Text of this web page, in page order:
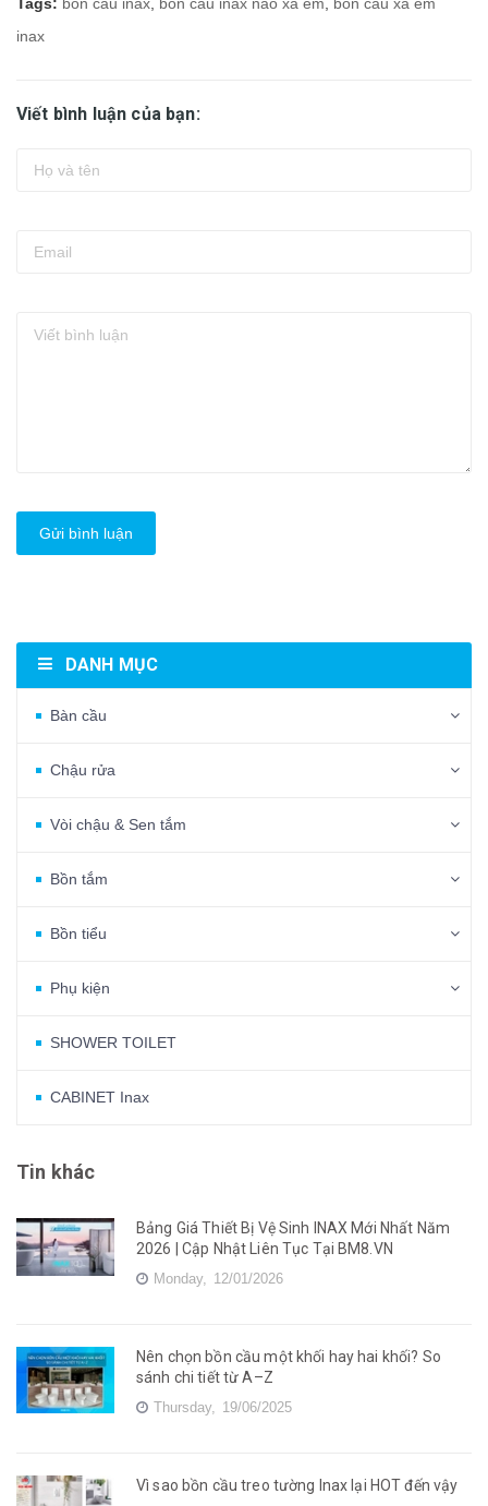
Tags: bon cau inax, bồn cầu inax nào xả êm, bồn cầu xả êm
inax
Viết bình luận của bạn:
Gửi bình luận
DANH MỤC
Bàn cầu
Chậu rửa
Vòi chậu & Sen tắm
Bồn tắm
Bồn tiểu
Phụ kiện
SHOWER TOILET
CABINET Inax
Tin khác
Bảng Giá Thiết Bị Vệ Sinh INAX Mới Nhất Năm
2026 | Cập Nhật Liên Tục Tại BM8.VN
Monday, 12/01/2026
Nên chọn bồn cầu một khối hay hai khối? So
sánh chi tiết từ A–Z
Thursday, 19/06/2025
Vì sao bồn cầu treo tường Inax lại HOT đến vậy